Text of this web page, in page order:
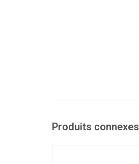
Produits connexes